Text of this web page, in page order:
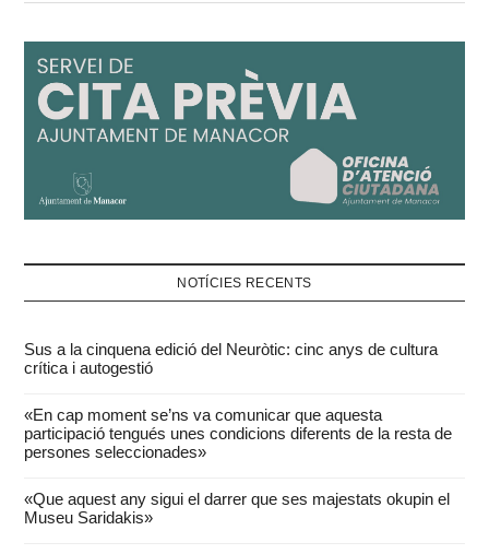
NOTÍCIES RECENTS
Sus a la cinquena edició del Neuròtic: cinc anys de cultura
crítica i autogestió
«En cap moment se’ns va comunicar que aquesta
participació tengués unes condicions diferents de la resta de
persones seleccionades»
«Que aquest any sigui el darrer que ses majestats okupin el
Museu Saridakis»